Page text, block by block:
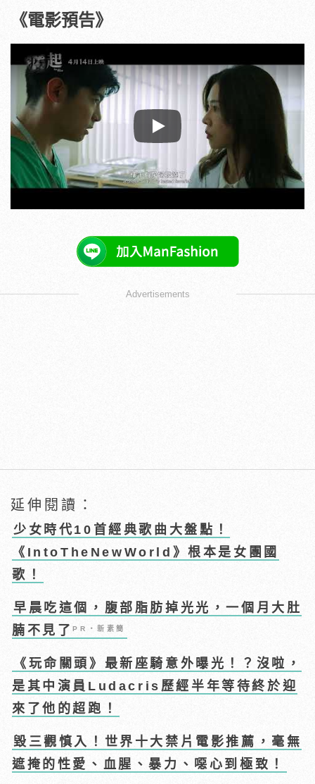
《電影預告》
Play
Advertisements
延伸閱讀：
少女時代10首經典歌曲大盤點！
《IntoTheNewWorld》根本是女團國
歌！
早晨吃這個，腹部脂肪掉光光，一個月大肚
腩不見了PR・新素簡
《玩命關頭》最新座騎意外曝光！？沒啦，
是其中演員Ludacris歷經半年等待終於迎
來了他的超跑！
毀三觀慎入！世界十大禁片電影推薦，毫無
遮掩的性愛、血腥、暴力、噁心到極致！